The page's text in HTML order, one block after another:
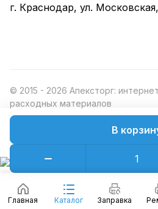
В
Главная Каталог Заправка
г. Краснодар, ул.
© 2015 - 2026 Апексторг:
расходных материалов